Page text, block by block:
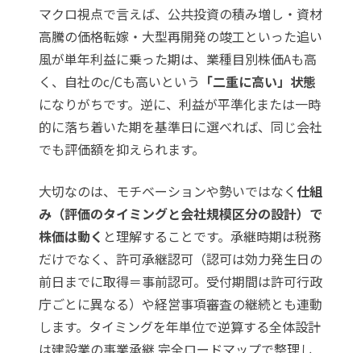
マクロ視点で言えば、公共投資の積み増し・資材
高騰の価格転嫁・大型再開発の竣工といった追い
風が単年利益に乗った期は、業種目別株価Aも高
く、自社のc/Cも高いという 「二重に高い」状態
になりがちです。逆に、利益が平準化または一時
的に落ち着いた期を基準日に選べれば、同じ会社
でも評価額を抑えられます。
大切なのは、モチベーションや勢いではなく 仕組
み（評価のタイミングと会社規模区分の設計）で
株価は動く と理解することです。承継時期は税務
だけでなく、許可承継認可（認可は効力発生日の
前日までに取得＝事前認可。受付期間は許可行政
庁ごとに異なる）や経営事項審査の継続とも連動
します。タイミングを年単位で逆算する全体設計
は建設業の事業承継 完全ロードマップで整理し